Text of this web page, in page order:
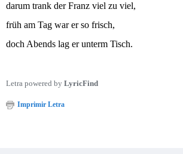
darum trank der Franz viel zu viel,
früh am Tag war er so frisch,
doch Abends lag er unterm Tisch.
Letra powered by LyricFind
Imprimir Letra